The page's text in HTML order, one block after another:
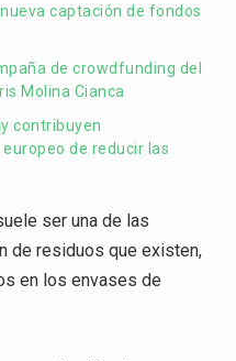
captación de fondos
de crowdfunding del
Molina Cianca
contribuyen
de reducir las
ser una de las
de residuos que existen,
en los envases de